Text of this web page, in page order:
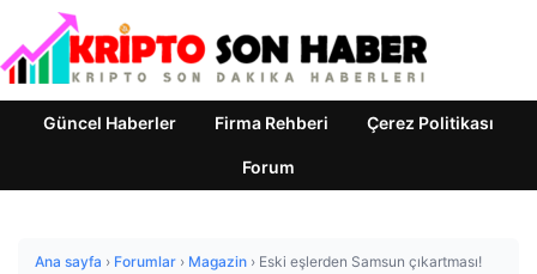
Güncel Haberler Firma Rehberi Çerez Politikası
Forum
Ana sayfa › Forumlar › Magazin › Eski eşlerden Samsun çıkartması!